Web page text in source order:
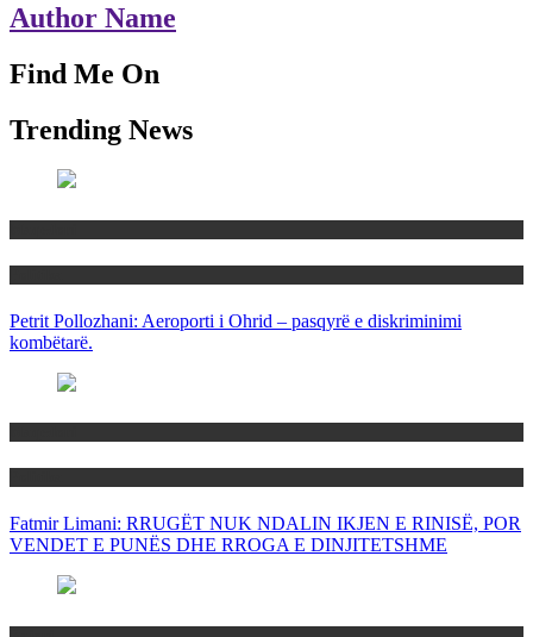
Author Name
Find Me On
Trending News
Petrit Pollozhani: Aeroporti i Ohrid – pasqyrë e diskriminimi
kombëtarë.
Fatmir Limani: RRUGËT NUK NDALIN IKJEN E RINISË, POR
VENDET E PUNËS DHE RROGA E DINJITETSHME